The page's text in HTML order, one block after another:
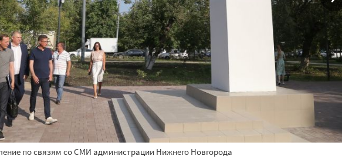
по связям со СМИ администрации Нижнего Новгорода